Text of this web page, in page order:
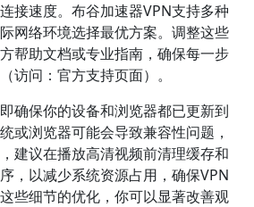
接速度。布谷加速器VPN支持多种
网络环境选择最优方案。调整这些
帮助文档或专业指南，确保每一步
访问：官方支持页面）。
确保你的设备和浏览器都已更新到
或浏览器可能会导致兼容性问题，
建议在播放高清视频前清理缓存和
，以减少系统资源占用，确保VPN
些细节的优化，你可以显著改善观